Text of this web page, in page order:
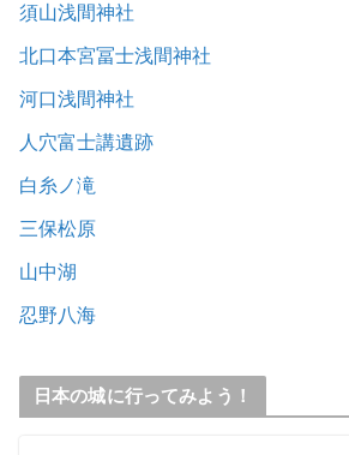
須山浅間神社
北口本宮冨士浅間神社
河口浅間神社
人穴富士講遺跡
白糸ノ滝
三保松原
山中湖
忍野八海
日本の城に行ってみよう！